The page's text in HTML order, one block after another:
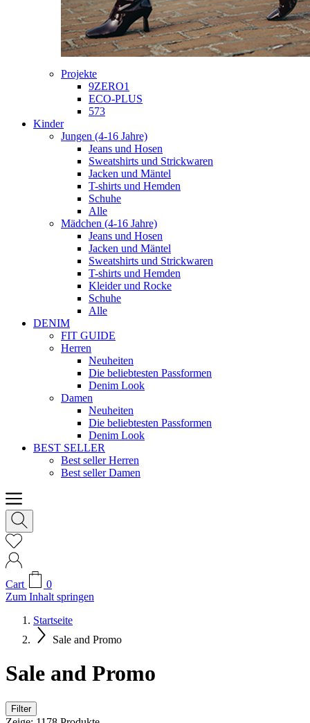
Projekte
9ZERO1
ECO-PLUS
573
Kinder
Jungen (4-16 Jahre)
Jeans und Hosen
Sweatshirts und Strickwaren
Jacken und Mäntel
T-shirts und Hemden
Schuhe
Alle
Mädchen (4-16 Jahre)
Jeans und Hosen
Jacken und Mäntel
Sweatshirts und Strickwaren
T-shirts und Hemden
Kleider und Rocke
Schuhe
Alle
DENIM
FIT GUIDE
Herren
Neuheiten
Die beliebtesten Passformen
Denim Look
Damen
Neuheiten
Die beliebtesten Passformen
Denim Look
BEST SELLER
Best seller Herren
Best seller Damen
Cart
0
Zum Inhalt springen
Startseite
Sale and Promo
Sale and Promo
Filter